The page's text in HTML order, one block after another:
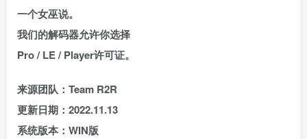
一个女巫说。
我们的解码器允许你选择
Pro / LE / Player许可证。
来源团队：Team R2R
更新日期：2022.11.13
系统版本：WIN版